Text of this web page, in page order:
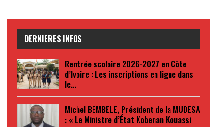
DERNIERES INFOS
Rentrée scolaire 2026-2027 en Côte
d’Ivoire : Les inscriptions en ligne dans
le…
Michel BEMBELE, Président de la MUDESA
: « Le Ministre d’État Kobenan Kouassi